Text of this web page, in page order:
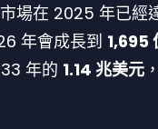
場在 2025 年已經
年會成長到 1,695
年的 1.14 兆美元